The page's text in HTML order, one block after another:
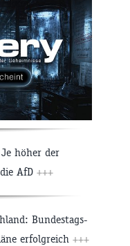
höher der
AfD +++
Bundestags-
erfolgreich +++